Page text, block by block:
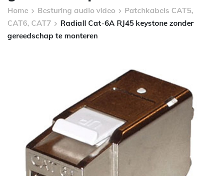
Home Besturing audio video
Patchkabels CAT5,
CAT6, CAT7
Radiall Cat-6A RJ45 keystone zonder
gereedschap te monteren